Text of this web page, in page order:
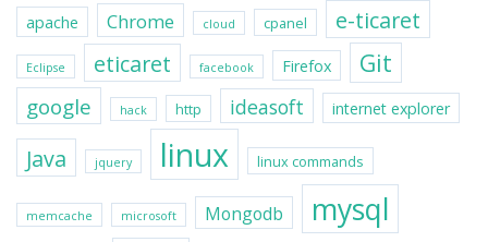
apache Chrome cloud cpanel e-ticaret
Eclipse eticaret facebook Firefox Git
google hack http ideasoft internet explorer
Java jquery linux linux commands
memcache microsoft Mongodb mysql